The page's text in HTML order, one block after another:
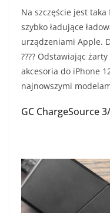
Na szczęście jest
szybko ładujące
urządzeniami Apple.
???? Odstawiając
akcesoria do iPhone
najnowszymi
GC ChargeSource